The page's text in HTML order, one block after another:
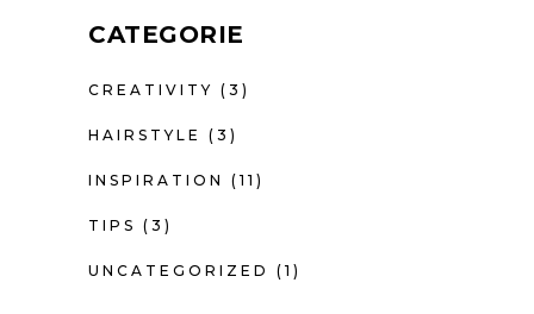
CATEGORIE
CREATIVITY (3)
HAIRSTYLE (3)
INSPIRATION (11)
TIPS (3)
UNCATEGORIZED (1)